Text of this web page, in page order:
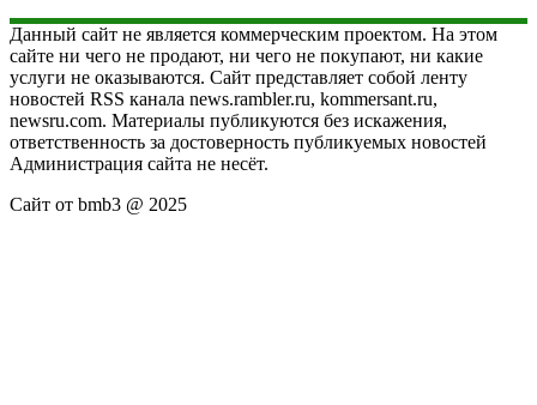
Данный сайт не является коммерческим проектом. На этом
сайте ни чего не продают, ни чего не покупают, ни какие
услуги не оказываются. Сайт представляет собой ленту
новостей RSS канала news.rambler.ru, kommersant.ru,
newsru.com. Материалы публикуются без искажения,
ответственность за достоверность публикуемых новостей
Администрация сайта не несёт.
Сайт от bmb3 @ 2025